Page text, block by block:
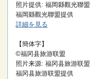
照片提供: 福岡縣觀光聯盟
福岡縣觀光聯盟提供
詳細を見る
【簡体字】
©福冈县旅游联盟
照片来源: 福冈县旅游联盟
福冈县旅游联盟提供